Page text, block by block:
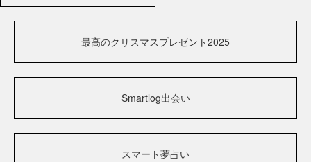
最高のクリスマスプレゼント2025
Smartlog出会い
スマート夢占い